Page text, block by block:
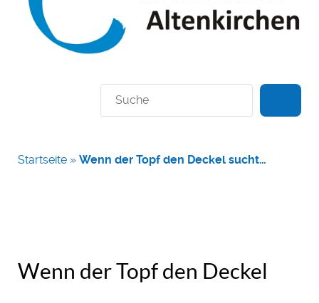
Suchen
Startseite » Wenn der Topf den Deckel sucht…
Wenn der Topf den Deckel